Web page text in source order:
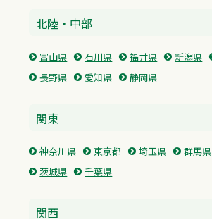
北陸・中部
富山県 石川県 福井県 新潟県
長野県
愛知県 静岡県
関東
神奈川県 東京都 埼玉県 群馬県
茨城県
千葉県
関西